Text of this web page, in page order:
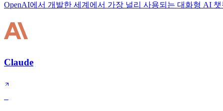
OpenAI에서 개발한 세계에서 가장 널리 사용되는 대화형 AI
Claude